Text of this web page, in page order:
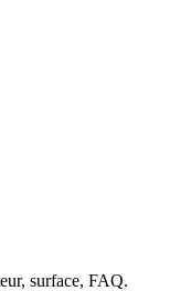
surface, FAQ.